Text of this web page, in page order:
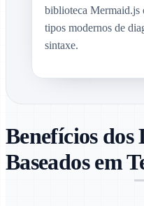
biblioteca Mermaid.js
tipos modernos de
sintaxe.
Benefícios dos
Baseados em